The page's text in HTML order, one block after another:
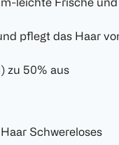
pflegt das Haar
zu 50% aus
Schwereloses